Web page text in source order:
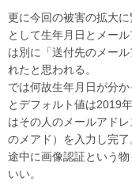
更に今回の被害の拡大
として生年月日とメー
は別に「送付先のメー
れたと思われる。
では何故生年月日が分
とデフォルト値は2019
はその人のメールアド
のメアド）を入力し完了
途中に画像認証という
いい。